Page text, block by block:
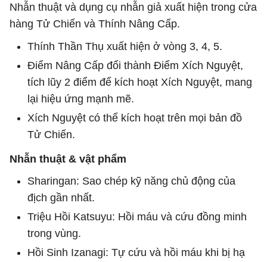
Nhẫn thuật và dụng cụ nhẫn giả xuất hiện trong cửa
hàng Tử Chiến và Thính Nâng Cấp.
Thính Thần Thụ xuất hiện ở vòng 3, 4, 5.
Điểm Nâng Cấp đổi thành Điểm Xích Nguyệt,
tích lũy 2 điểm để kích hoạt Xích Nguyệt, mang
lại hiệu ứng mạnh mẽ.
Xích Nguyệt có thể kích hoạt trên mọi bản đồ
Tử Chiến.
Nhẫn thuật & vật phẩm
Sharingan: Sao chép kỹ năng chủ động của
địch gần nhất.
Triệu Hồi Katsuyu: Hồi máu và cứu đồng minh
trong vùng.
Hồi Sinh Izanagi: Tự cứu và hồi máu khi bị hạ